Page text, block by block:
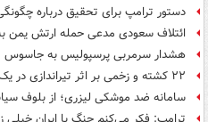
دستور ترامپ برای تحقیق درباره
ائتلاف سعودی مدعی حمله ارتش یمن
هشدار سرمربی پرسپولیس به جاسوس
۲۲ کشته و زخمی بر اثر تیراندازی در یک مدرسه در تایلند+ فیلم
سامانه ضد موشکی لیزری؛ از بلوف
ترامپ: فکر می‌کنم جنگ با ایران خیلی